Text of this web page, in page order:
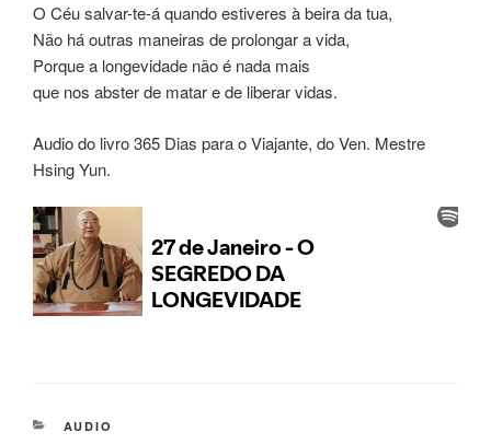
O Céu salvar-te-á quando estiveres à beira da tua,
Não há outras maneiras de prolongar a vida,
Porque a longevidade não é nada mais
que nos abster de matar e de liberar vidas.
Audio do livro 365 Dias para o Viajante, do Ven. Mestre
Hsing Yun.
AUDIO